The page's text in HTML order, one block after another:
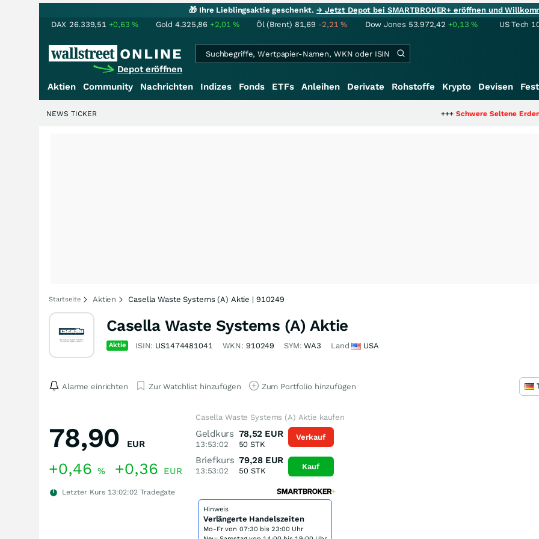
🎁 Ihre Lieblingsaktie geschenkt.→ Jetzt Depot bei SMARTBROKER+ eröffnen und
DAX 26.339,51 +0,63% Gold 4.325,86 +2,01% Öl (Brent) 81,69 -2,21% Dow Jones 53.972,42 +0,13% US Tech
Depot eröffnen
Aktien Community Nachrichten Indizes Fonds ETFs Anleihen Derivate Rohstoffe Krypto Devisen
Schwere Seltene Erden: Entsteht
NEWS TICKER
Startseite Aktien Casella Waste Systems (A) Aktie | 910249
Casella Waste Systems (A) Aktie
Aktie ISIN: US1474481041 WKN: 910249 SYM:WA3 Land USA
Alarme einrichten Zur Watchlist hinzufügen Zum Portfolio hinzufügen
78,90 EUR
+0,46 % +0,36 EUR
Letzter Kurs 13:02:02 Tradegate
Casella Waste Systems (A) Aktie kaufen
Geldkurs
13:53:02
78,52 EUR
50 STK
Briefkurs
13:53:02
79,28 EUR
50 STK
Verkauf
Kauf
Hinweis
Verlängerte Handelszeiten
Mo-Fr von 07:30 bis 23:00 Uhr